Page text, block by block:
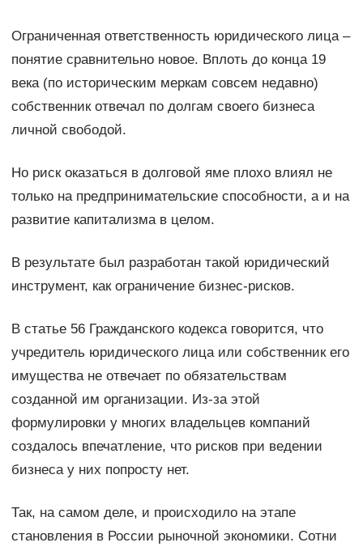
Ограниченная ответственность юридического лица –
понятие сравнительно новое. Вплоть до конца 19
века (по историческим меркам совсем недавно)
собственник отвечал по долгам своего бизнеса
личной свободой.
Но риск оказаться в долговой яме плохо влиял не
только на предпринимательские способности, а и на
развитие капитализма в целом.
В результате был разработан такой юридический
инструмент, как ограничение бизнес-рисков.
В статье 56 Гражданского кодекса говорится, что
учредитель юридического лица или собственник его
имущества не отвечает по обязательствам
созданной им организации. Из-за этой
формулировки у многих владельцев компаний
создалось впечатление, что рисков при ведении
бизнеса у них попросту нет.
Так, на самом деле, и происходило на этапе
становления в России рыночной экономики. Сотни